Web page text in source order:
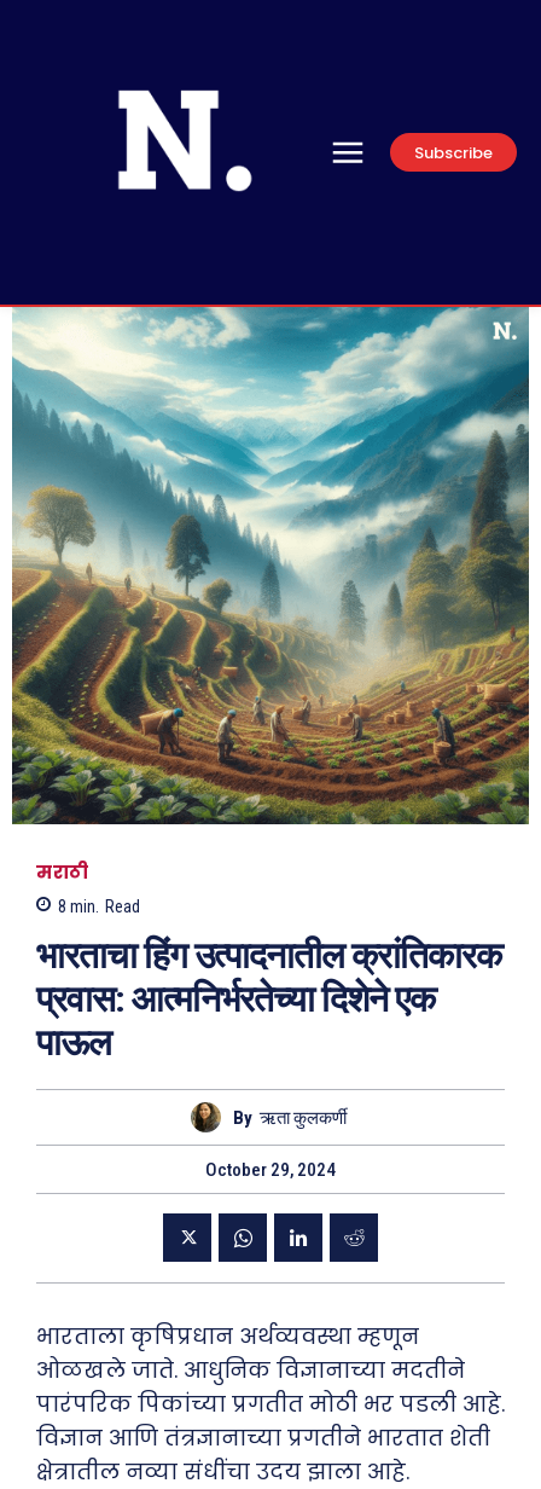
Subscribe
मराठी
8 min. Read
भारताचा हिंग उत्पादनातील क्रांतिकारक
प्रवास: आत्मनिर्भरतेच्या दिशेने एक
पाऊल
By ऋता कुलकर्णी
October 29, 2024
भारताला कृषिप्रधान अर्थव्यवस्था म्हणून
ओळखले जाते. आधुनिक विज्ञानाच्या मदतीने
पारंपरिक पिकांच्या प्रगतीत मोठी भर पडली आहे.
विज्ञान आणि तंत्रज्ञानाच्या प्रगतीने भारतात शेती
क्षेत्रातील नव्या संधींचा उदय झाला आहे.